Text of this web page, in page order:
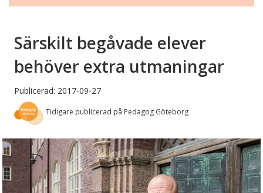
Särskilt begåvade elever
behöver extra utmaningar
Publicerad: 2017-09-27
Tidigare publicerad på Pedagog Göteborg